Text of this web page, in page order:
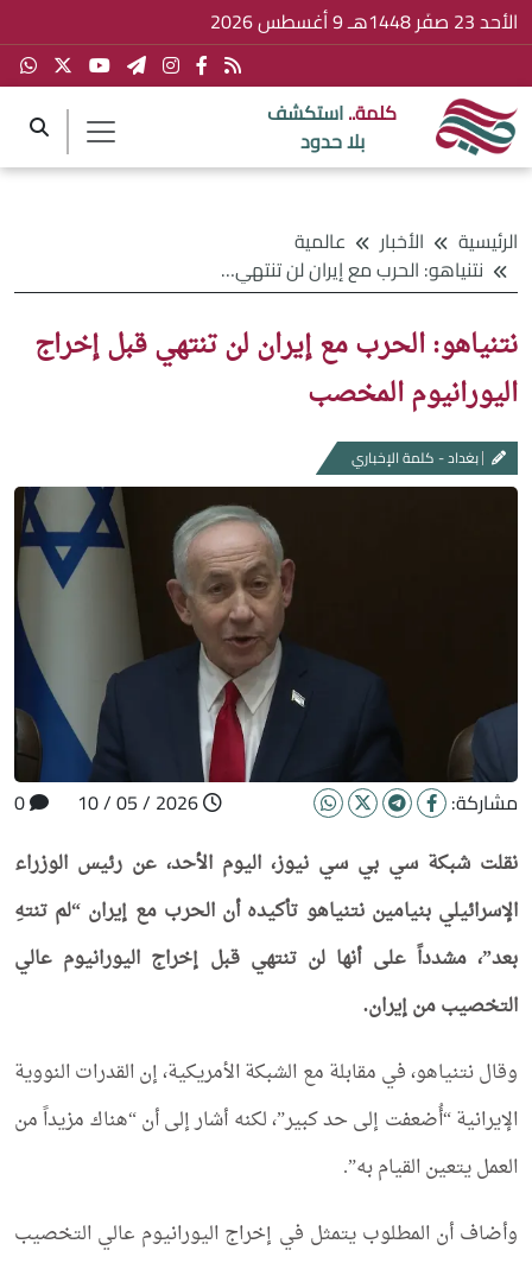
الأحد 23 صفَر 1448هـ 9 أغسطس 2026
كلمة..استكشف
بلا حدود
الرئيسية الأخبار
عالمية
نتنياهو: الحرب مع إيران لن تنتهي قبل إخراج اليورانيوم المخصب
نتنياهو: الحرب مع إيران لن تنتهي قبل إخراج
اليورانيوم المخصب
بغداد - كلمة الإخباري
مشاركة:
نقلت شبكة سي بي سي نيوز، اليوم الأحد، عن رئيس الوزراء
الإسرائيلي بنيامين نتنياهو تأكيده أن الحرب مع إيران “لم تنتهِ
بعد”، مشدداً على أنها لن تنتهي قبل إخراج اليورانيوم عالي
التخصيب من إيران.
وقال نتنياهو، في مقابلة مع الشبكة الأمريكية، إن القدرات النووية
الإيرانية “أُضعفت إلى حد كبير”، لكنه أشار إلى أن “هناك مزيداً من
العمل يتعين القيام به”.
وأضاف أن المطلوب يتمثل في إخراج اليورانيوم عالي التخصيب